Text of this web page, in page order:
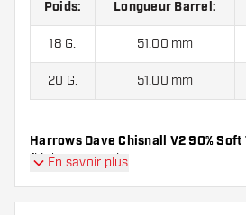
Poids: Longueur Barrel:
18 G. 51.00 mm
20 G. 51.00 mm
Harrows Dave Chisnall V2 90%
fléchettes, 3 ailettes et 3 tiges.
En savoir plus